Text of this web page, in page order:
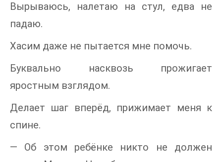
Вырываюсь, налетаю на стул, едва не
падаю.
Хасим даже не пытается мне помочь.
Буквально насквозь прожигает
яростным взглядом.
Делает шаг вперёд, прижимает меня к
спине.
— Об этом ребёнке никто не должен